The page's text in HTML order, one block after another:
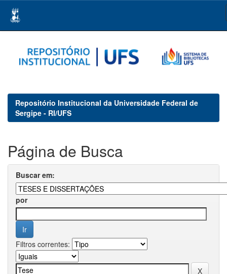
navigation
Repositório Institucional da Universidade Federal de
Sergipe - RI/UFS
Página de Busca
Buscar em:
por
Filtros correntes: